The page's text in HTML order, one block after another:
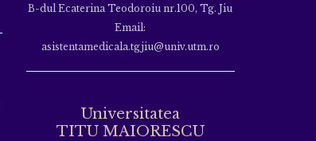
B-dul Ecaterina Teodoroiu nr.100, Tg. Jiu
Email:
asistentamedicala.tgjiu@univ.utm.ro
Universitatea
TITU MAIORESCU